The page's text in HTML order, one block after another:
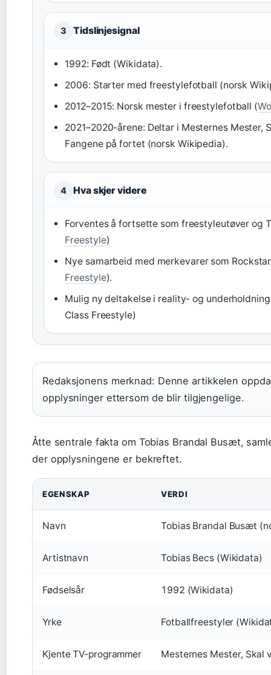
3 Tidslinjesignal
1992: Født (Wikidata).
2006: Starter med freestylefotball (norsk
2012–2015: Norsk mester i freestylefotball (
2021–2020-årene: Deltar i Mesternes Mester,
Fangene på fortet (norsk Wikipedia).
4 Hva skjer videre
Forventes å fortsette som freestyleutøver og
Freestyle)
Nye samarbeid med merkevarer som
Freestyle).
Mulig ny deltakelse i reality- og
Class Freestyle)
Redaksjonens merknad: Denne artikkelen
opplysninger ettersom de blir tilgjengelige.
Åtte sentrale fakta om Tobias Brandal Busæt,
der opplysningene er bekreftet.
EGENSKAP VERDI
Navn Tobias Brandal Busæt
Artistnavn Tobias Becs (Wikidata)
Fødselsår 1992 (Wikidata)
Yrke Fotballfreestyler
Kjente TV-programmer Mesternes Mester, Skal